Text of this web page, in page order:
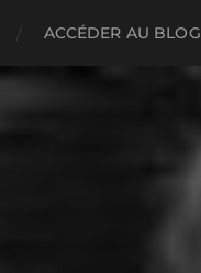
ACCÉDER AU BLOG